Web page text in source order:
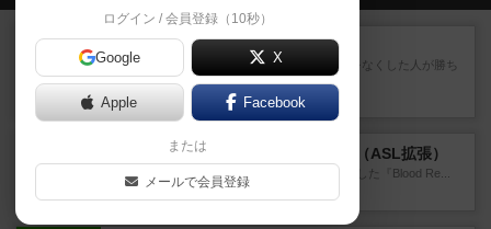
レビュー ラミィキューブ
数字の牌を出して1番早く手札をなくした人が勝ち
というシンプルだけど非常...
約2時間前 by ジョジョ
ブラッドリーフ：タラワ（ASL拡張）
1996年にHeat of Battle社が出版した『Blood Re...
ログイン / 会員登録（10秒）
Google X
Apple Facebook
または
メールで会員登録